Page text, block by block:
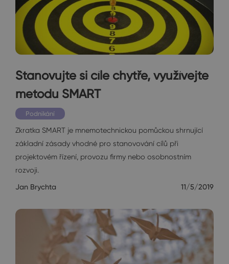
Stanovujte si cíle chytře, využívejte
metodu SMART
Podnikání
Zkratka SMART je mnemotechnickou pomůckou shrnující
základní zásady vhodné pro stanovování cílů při
projektovém řízení, provozu firmy nebo osobnostním
rozvoji.
Jan Brychta 11/5/2019